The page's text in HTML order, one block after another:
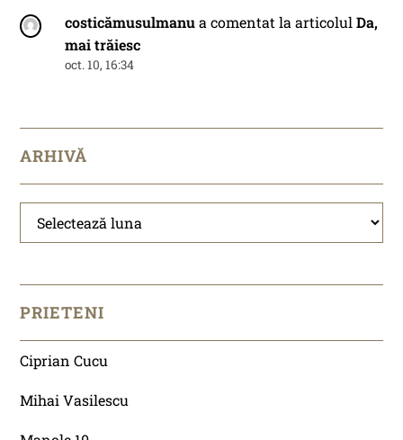
costicămusulmanua comentat la articolulDa,
mai trăiesc
oct. 10, 16:34
ARHIVĂ
Arhivă
PRIETENI
Ciprian Cucu
Mihai Vasilescu